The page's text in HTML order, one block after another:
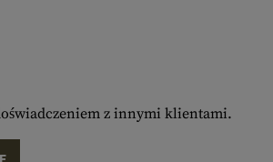
z innymi klientami.